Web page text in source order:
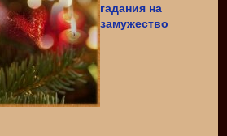
гадания на
замужество